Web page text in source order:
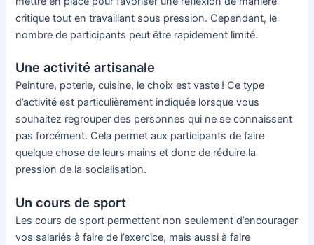
critique tout en travaillant sous pression. Cependant, le
nombre de participants peut être rapidement limité.
Une activité artisanale
Peinture, poterie, cuisine, le choix est vaste ! Ce type
d’activité est particulièrement indiquée lorsque vous
souhaitez regrouper des personnes qui ne se connaissent
pas forcément. Cela permet aux participants de faire
quelque chose de leurs mains et donc de réduire la
pression de la socialisation.
Un cours de sport
Les cours de sport permettent non seulement d’encourager
vos salariés à faire de l’exercice, mais aussi à faire